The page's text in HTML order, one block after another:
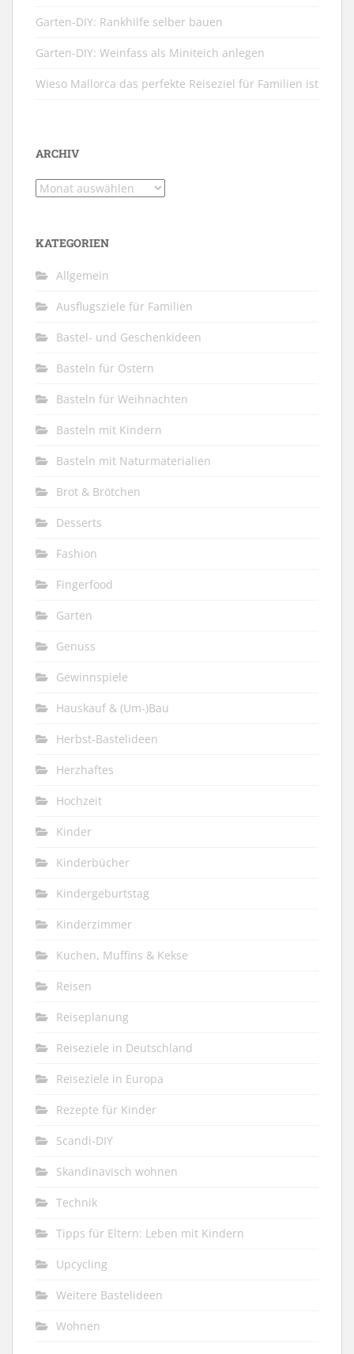
Garten-DIY: Rankhilfe selber bauen
Garten-DIY: Weinfass als Miniteich anlegen
Wieso Mallorca das perfekte Reiseziel für Familien ist
ARCHIV
Archiv
KATEGORIEN
Allgemein
Ausflugsziele für Familien
Bastel- und Geschenkideen
Basteln für Ostern
Basteln für Weihnachten
Basteln mit Kindern
Basteln mit Naturmaterialien
Brot & Brötchen
Desserts
Fashion
Fingerfood
Garten
Genuss
Gewinnspiele
Hauskauf & (Um-)Bau
Herbst-Bastelideen
Herzhaftes
Hochzeit
Kinder
Kinderbücher
Kindergeburtstag
Kinderzimmer
Kuchen, Muffins & Kekse
Reisen
Reiseplanung
Reiseziele in Deutschland
Reiseziele in Europa
Rezepte für Kinder
Scandi-DIY
Skandinavisch wohnen
Technik
Tipps für Eltern: Leben mit Kindern
Upcycling
Weitere Bastelideen
Wohnen